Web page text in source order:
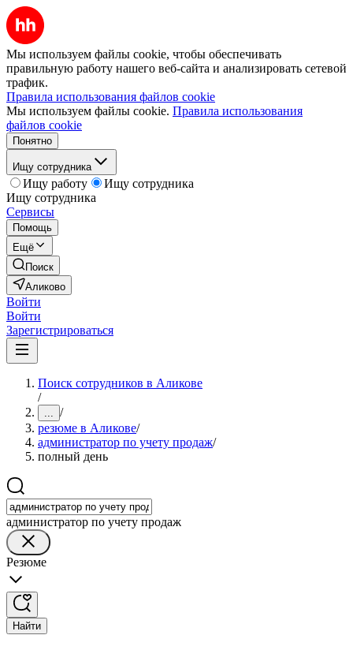
Мы используем файлы cookie, чтобы обеспечивать
правильную работу нашего веб-сайта и анализировать сетевой
трафик.
Правила использования файлов cookie
Мы используем файлы cookie. Правила использования
файлов cookie
Понятно
Ищу сотрудника
Ищу работу
Ищу сотрудника
Ищу сотрудника
Сервисы
Помощь
Ещё
Поиск
Аликово
Войти
Войти
Зарегистрироваться
Поиск сотрудников в Аликове
/
... /
резюме в Аликове/
администратор по учету продаж/
полный день
администратор по учету продаж
Резюме
Найти